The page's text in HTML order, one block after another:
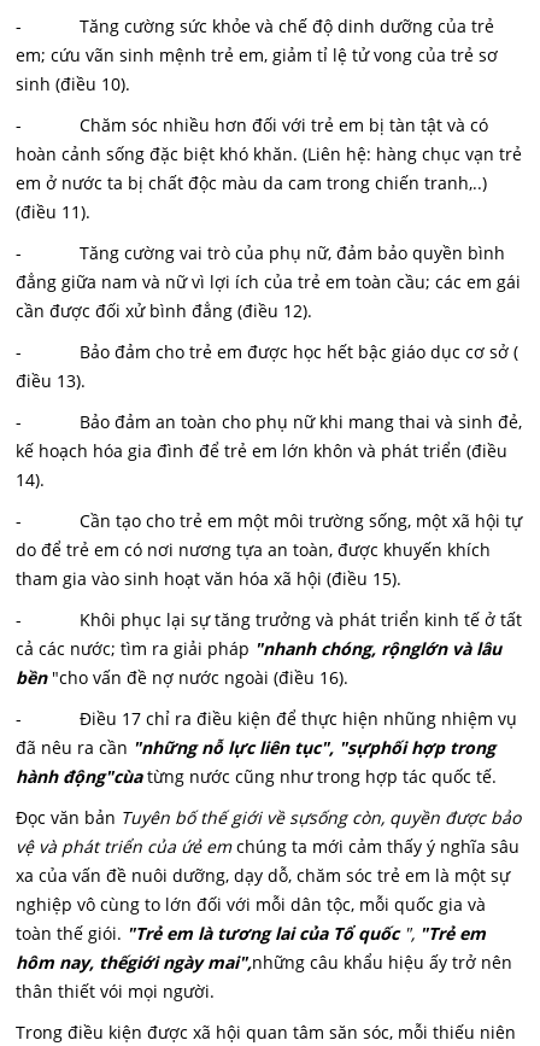
- Tăng cường sức khỏe và chế độ dinh dưỡng của trẻ
em; cứu vãn sinh mệnh trẻ em, giảm tỉ lệ tử vong của trẻ sơ
sinh (điều 10).
- Chăm sóc nhiều hơn đối với trẻ em bị tàn tật và có
hoàn cảnh sống đặc biệt khó khăn. (Liên hệ: hàng chục vạn trẻ
em ở nước ta bị chất độc màu da cam trong chiến tranh,..)
(điều 11).
- Tăng cường vai trò của phụ nữ, đảm bảo quyền bình
đẳng giữa nam và nữ vì lợi ích của trẻ em toàn cầu; các em gái
cần được đối xử bình đẳng (điều 12).
- Bảo đảm cho trẻ em được học hết bậc giáo dục cơ sở (
điều 13).
- Bảo đảm an toàn cho phụ nữ khi mang thai và sinh đẻ,
kế hoạch hóa gia đình để trẻ em lớn khôn và phát triển (điều
14).
- Cần tạo cho trẻ em một môi trường sống, một xã hội tự
do để trẻ em có nơi nương tựa an toàn, được khuyến khích
tham gia vào sinh hoạt văn hóa xã hội (điều 15).
- Khôi phục lại sự tăng trưởng và phát triển kinh tế ở tất
cả các nước; tìm ra giải pháp "nhanh chóng, rộnglớn và lâu
bền "cho vấn đề nợ nước ngoài (điều 16).
- Điều 17 chỉ ra điều kiện để thực hiện nhũng nhiệm vụ
đã nêu ra cần "những nỗ lực liên tục", "sựphối hợp trong
hành động"cùa từng nước cũng như trong hợp tác quốc tế.
Đọc văn bản Tuyên bố thế giới về sựsống còn, quyền được bảo
vệ và phát triển của ứẻ emchúng ta mới cảm thấy ý nghĩa sâu
xa của vấn đề nuôi dưỡng, dạy dỗ, chăm sóc trẻ em là một sự
nghiệp vô cùng to lớn đối với mỗi dân tộc, mỗi quốc gia và
toàn thế giói. "Trẻ em là tương lai của Tổ quốc ", "Trẻ em
hôm nay, thếgiới ngày mai",những câu khẩu hiệu ấy trở nên
thân thiết vói mọi người.
Trong điều kiện được xã hội quan tâm săn sóc, mỗi thiếu niên